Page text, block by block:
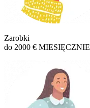
Zarobki
do 2000 € MIESIĘCZNIE